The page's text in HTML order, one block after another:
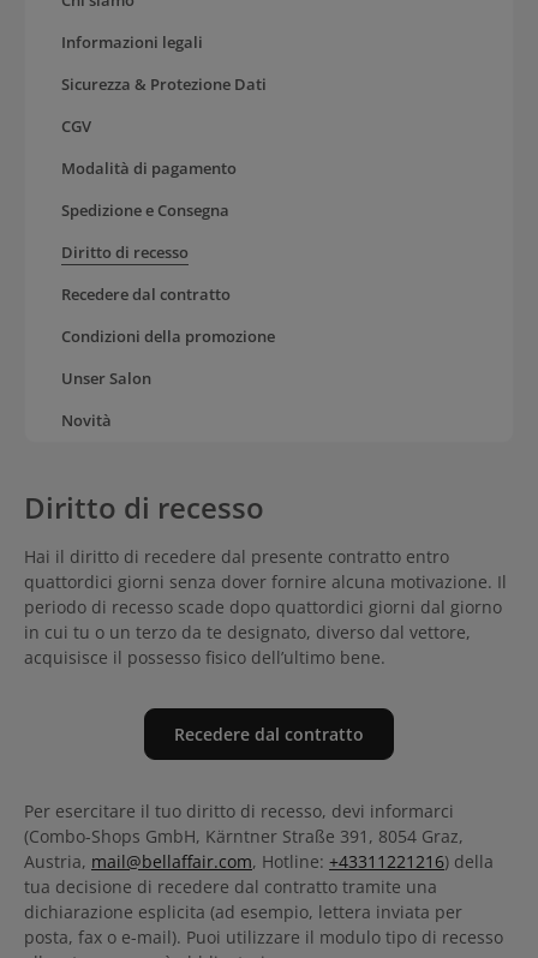
Informazioni legali
Sicurezza & Protezione Dati
CGV
Modalità di pagamento
Spedizione e Consegna
Diritto di recesso
Recedere dal contratto
Condizioni della promozione
Unser Salon
Novità
Diritto di recesso
Hai il diritto di recedere dal presente contratto entro
quattordici giorni senza dover fornire alcuna motivazione. Il
periodo di recesso scade dopo quattordici giorni dal giorno
in cui tu o un terzo da te designato, diverso dal vettore,
acquisisce il possesso fisico dell’ultimo bene.
Recedere dal contratto
Per esercitare il tuo diritto di recesso, devi informarci
(Combo-Shops GmbH, Kärntner Straße 391, 8054 Graz,
Austria, mail@bellaffair.com, Hotline: +43311221216) della
tua decisione di recedere dal contratto tramite una
dichiarazione esplicita (ad esempio, lettera inviata per
posta, fax o e-mail). Puoi utilizzare il modulo tipo di recesso